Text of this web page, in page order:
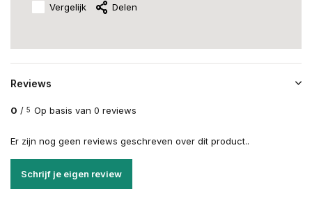
Vergelijk Delen
Reviews
0 / 5 Op basis van 0 reviews
Er zijn nog geen reviews geschreven over dit product..
Schrijf je eigen review